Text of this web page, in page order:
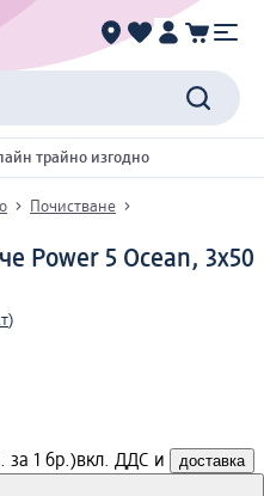
трайно изгодно
Почистване
Power 5 Ocean, 3x50
)
за 1 бр.)вкл. ДДС и доставка